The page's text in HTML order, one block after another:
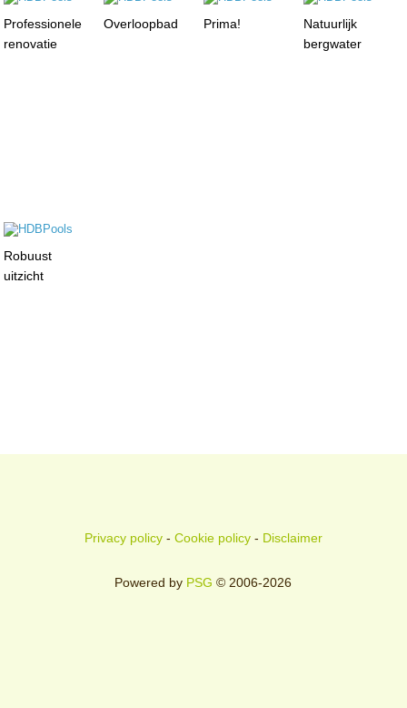
Professionele
renovatie
Overloopbad Prima!
Natuurlijk
bergwater
Robuust
uitzicht
Privacy policy- Cookie policy- Disclaimer
Powered by PSG © 2006-2026